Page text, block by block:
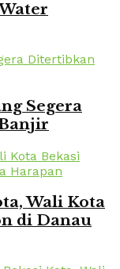
Segera
Wali Kota
di Danau